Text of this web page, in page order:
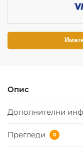
Опис
Дополнителни
Прегледи 0